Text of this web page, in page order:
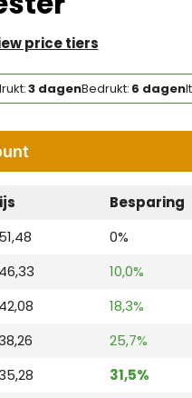
price tiers
3 dagenBedrukt: 6 dagen
Besparing
0%
10,0%
18,3%
25,7%
31,5%